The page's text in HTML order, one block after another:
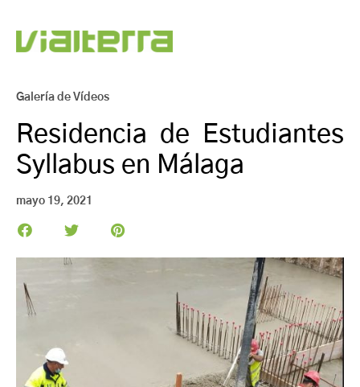
Galería de Vídeos
Residencia de Estudiantes
Syllabus en Málaga
mayo 19, 2021